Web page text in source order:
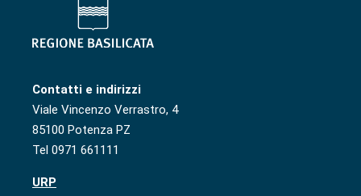
Contatti e indirizzi
Viale Vincenzo Verrastro, 4
85100 Potenza PZ
Tel 0971 661111
URP